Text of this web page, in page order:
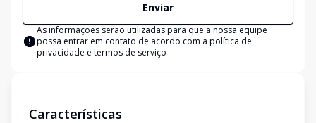
Enviar
As informações serão utilizadas para que a nossa equipe
possa entrar em contato de acordo com a política de
privacidade e termos de serviço
Características